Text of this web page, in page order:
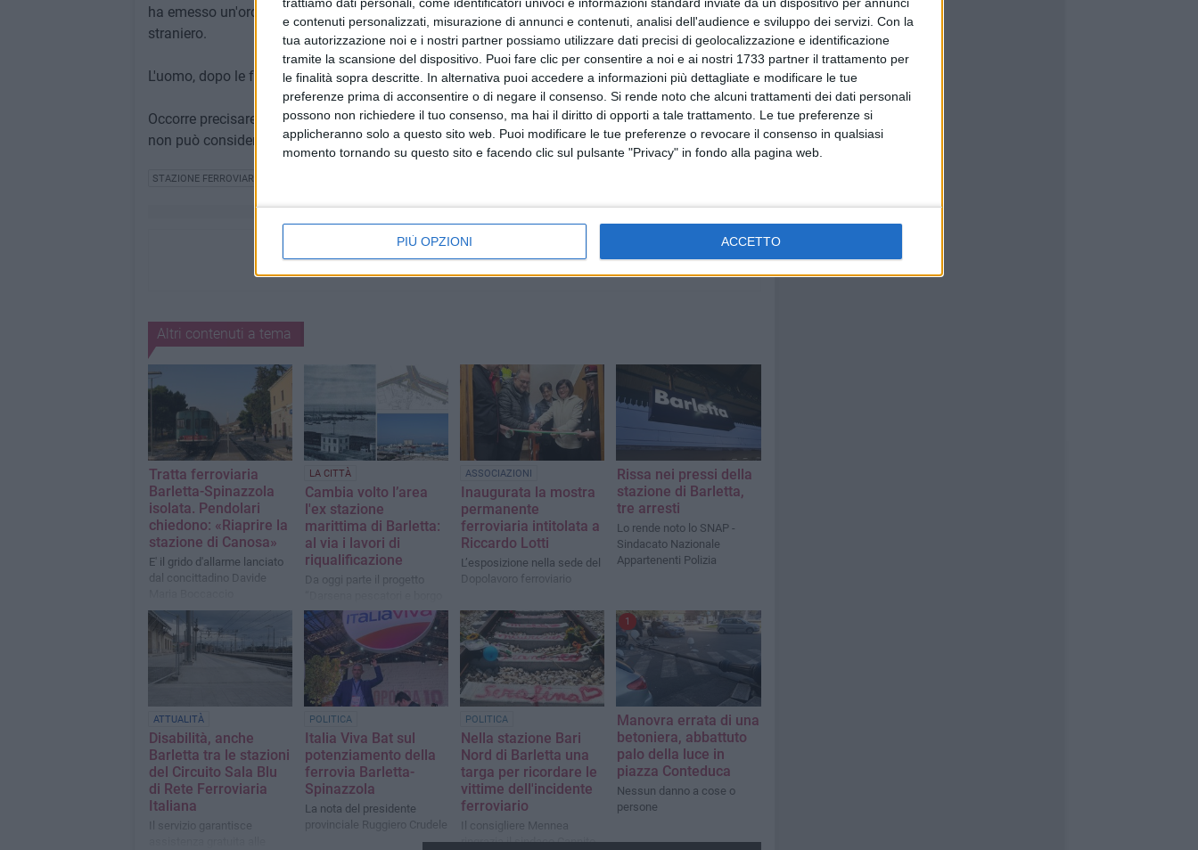
e contenuti personalizzati, misurazione di annunci e contenuti, analisi dell'audience e sviluppo dei servizi. Con la
tua autorizzazione noi e i nostri partner possiamo utilizzare dati precisi di geolocalizzazione e identificazione
tramite la scansione del dispositivo. Puoi fare clic per consentire a noi e ai nostri 1733 partner il trattamento per
le finalità sopra descritte. In alternativa puoi accedere a informazioni più dettagliate e modificare le tue
preferenze prima di acconsentire o di negare il consenso. Si rende noto che alcuni trattamenti dei dati personali
possono non richiedere il tuo consenso, ma hai il diritto di opporti a tale trattamento. Le tue preferenze si
applicheranno solo a questo sito web. Puoi modificare le tue preferenze o revocare il consenso in qualsiasi
momento tornando su questo sito e facendo clic sul pulsante "Privacy" in fondo alla pagina web.
PIÙ OPZIONI ACCETTO
ha emesso un'ordinanza di applicazione della misura cautelare in carcere nei confronti dello
straniero.
L'uomo, dopo le formalità di rito, è stato condotto presso la locale Casa Circondariale.
Occorre precisare che la posizione dell'indagato è al vaglio dell'Autorità Giudiziaria e che lo stesso
non può considerarsi colpevole sino ad una sentenza definitiva di condanna.
STAZIONE FERROVIARIA
Altri contenuti a tema
Tratta ferroviaria
Barletta-Spinazzola
isolata. Pendolari
chiedono: «Riaprire la
stazione di Canosa»
E' il grido d'allarme lanciato
dal concittadino Davide
LA CITTÀ
Cambia volto l’area
l'ex stazione
marittima di Barletta:
al via i lavori di
riqualificazione
Da oggi parte il progetto
marinaro”
ASSOCIAZIONI
Inaugurata la mostra
permanente
ferroviaria intitolata a
Riccardo Lotti
L’esposizione nella sede del
Dopolavoro ferroviario
Rissa nei pressi della
stazione di Barletta,
tre arresti
Lo rende noto lo SNAP -
Sindacato Nazionale
Appartenenti Polizia
ATTUALITÀ
Disabilità, anche
Barletta tra le stazioni
del Circuito Sala Blu
di Rete Ferroviaria
Italiana
Il servizio garantisce
POLITICA
Italia Viva Bat sul
potenziamento della
ferrovia Barletta-
Spinazzola
La nota del presidente
provinciale Ruggiero Crudele
POLITICA
Nella stazione Bari
Nord di Barletta una
targa per ricordare le
vittime dell'incidente
ferroviario
Il consigliere Mennea
ringrazia il sindaco Cannito
1
Manovra errata di una
betoniera, abbattuto
palo della luce in
piazza Conteduca
Nessun danno a cose o
persone